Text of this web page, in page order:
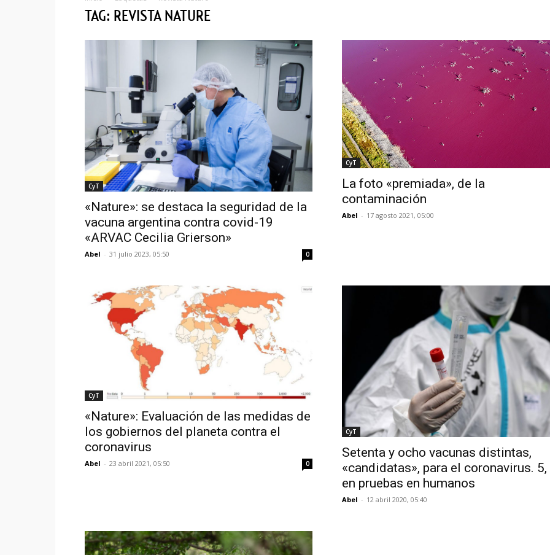
TAG: REVISTA NATURE
CyT
«Nature»: se destaca la seguridad de la
vacuna argentina contra covid-19
«ARVAC Cecilia Grierson»
Abel - 31 julio 2023, 05:50 0
CyT
La foto «premiada», de la
contaminación
Abel - 17 agosto 2021, 05:00
CyT
«Nature»: Evaluación de las medidas de
los gobiernos del planeta contra el
coronavirus
Abel - 23 abril 2021, 05:50 0
CyT
Setenta y ocho vacunas distintas,
«candidatas», para el coronavirus. 5,
en pruebas en humanos
Abel - 12 abril 2020, 05:40